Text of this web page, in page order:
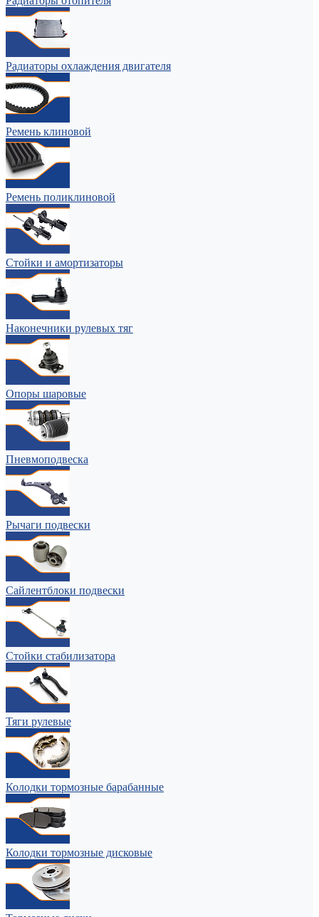
Радиаторы охлаждения двигателя
Ремень клиновой
Ремень поликлиновой
Стойки и амортизаторы
Наконечники рулевых тяг
Опоры шаровые
Пневмоподвеска
Рычаги подвески
Сайлентблоки подвески
Стойки стабилизатора
Тяги рулевые
Колодки тормозные барабанные
Колодки тормозные дисковые